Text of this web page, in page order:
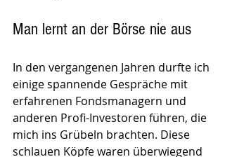
Man lernt an der Börse nie aus
In den vergangenen Jahren durfte ich
einige spannende Gespräche mit
erfahrenen Fondsmanagern und
anderen Profi-Investoren führen, die
mich ins Grübeln brachten. Diese
schlauen Köpfe waren überwiegend